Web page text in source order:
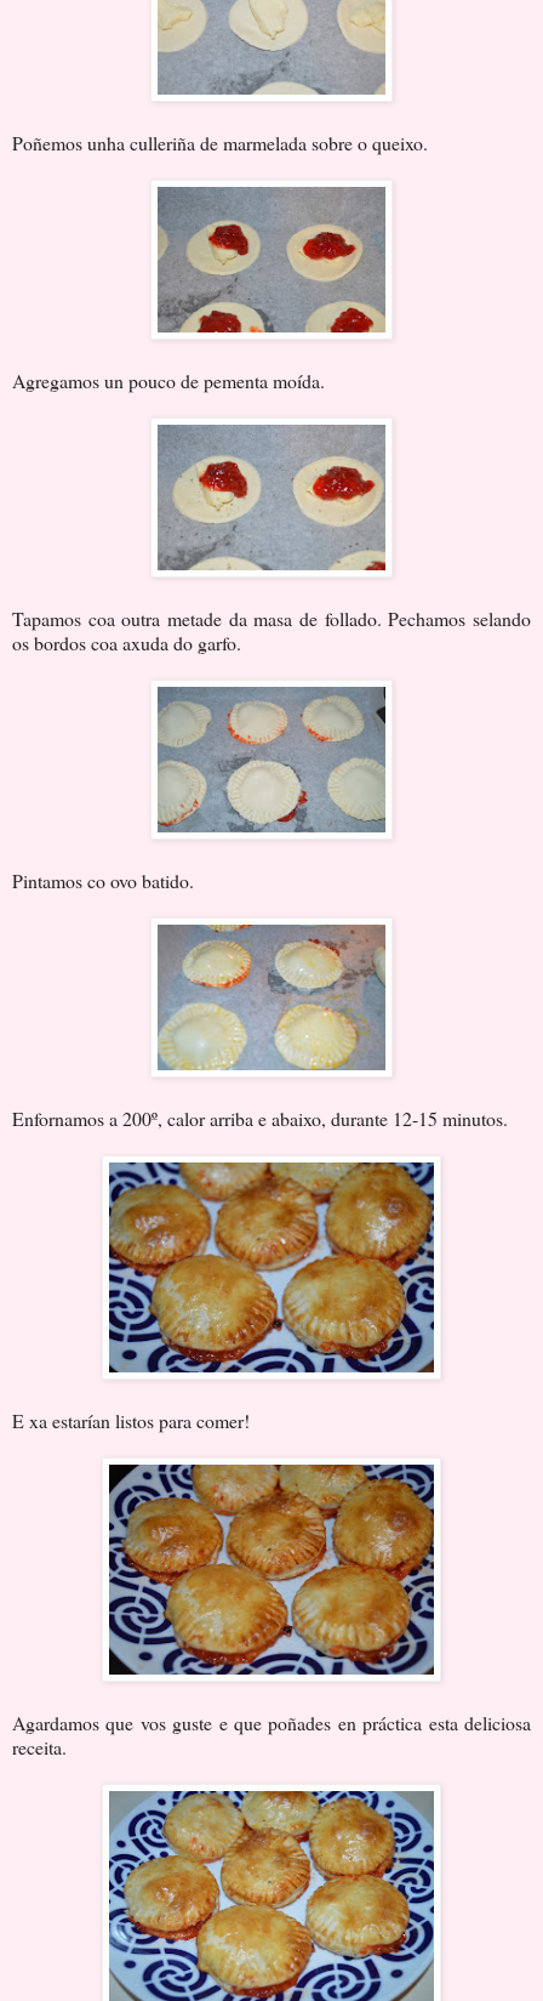
Poñemos unha culleriña de marmelada sobre o queixo.
Agregamos un pouco de pementa moída.
Tapamos coa outra metade da masa de follado. Pechamos selando
os bordos coa axuda do garfo.
Pintamos co ovo batido.
Enfornamos a 200º, calor arriba e abaixo, durante 12-15 minutos.
E xa estarían listos para comer!
Agardamos que vos guste e que poñades en práctica esta deliciosa
receita.